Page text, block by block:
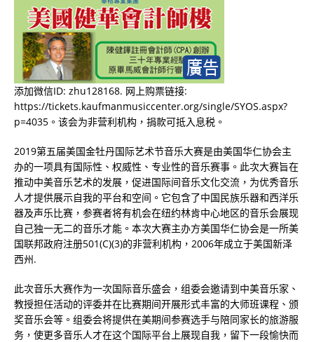
添加微信ID: zhu128168. 网上购票链接:
https://tickets.kaufmanmusiccenter.org/single/SYOS.aspx?
p=4035。该会为非营利机构，捐款可抵入息税。
2019第五届美国金牡丹国际艺术节音乐大赛是由美国华仁协会主
办的一项具有国际性、权威性、专业性的音乐赛事。此次大赛旨在
推动中美音乐艺术的发展，促进国际间音乐文化交流，为优秀音乐
人才提供展示自我的平台和空间。它包含了中国民族乐器和西洋乐
器及声乐比赛，参赛者将有机会在纽约林肯中心地区的音乐会展现
自己独一无二的音乐才能。本次大赛主办方美国华仁协会是一所美
国联邦政府注册501(C)(3)的非营利机构，2006年成立于美国新泽
西州.
此次音乐大赛作为一次国际音乐盛会，组委会邀请到中美音乐家、
教授担任活动的评委并在比赛期间开展形式丰富的大师班课程、颁
奖音乐会等。组委会将提供在美期间参赛选手与陪同家长的旅游服
务，使更多音乐人才在这个国际平台上展现自我，留下一段愉快而